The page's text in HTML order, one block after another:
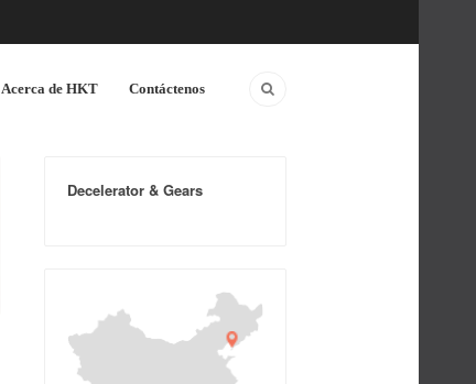
Acerca de HKT Contáctenos
Decelerator & Gears